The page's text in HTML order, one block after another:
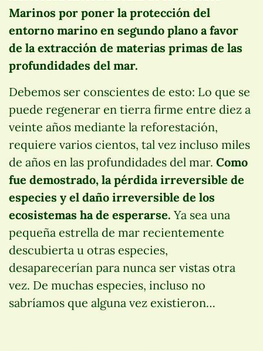
Marinos por poner la protección del
entorno marino en segundo plano a favor
de la extracción de materias primas de las
profundidades del mar.
Debemos ser conscientes de esto: Lo que se
puede regenerar en tierra firme entre diez a
veinte años mediante la reforestación,
requiere varios cientos, tal vez incluso miles
de años en las profundidades del mar. Como
fue demostrado, la pérdida irreversible de
especies y el daño irreversible de los
ecosistemas ha de esperarse. Ya sea una
pequeña estrella de mar recientemente
descubierta u otras especies,
desaparecerían para nunca ser vistas otra
vez. De muchas especies, incluso no
sabríamos que alguna vez existieron…